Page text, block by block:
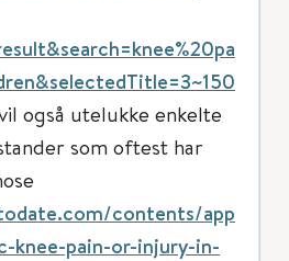
også utelukke enkelte
som oftest har
contents/app
knee-pain-or-injury-in-